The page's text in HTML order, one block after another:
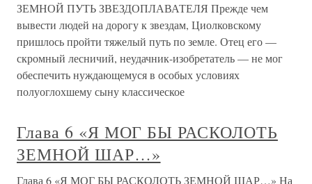
ЗЕМНОЙ ПУТЬ ЗВЕЗДОПЛАВАТЕЛЯ Прежде чем
вывести людей на дорогу к звездам, Циолковскому
пришлось пройти тяжелый путь по земле. Отец его —
скромный лесничий, неудачник-изобретатель — не мог
обеспечить нуждающемуся в особых условиях
полуоглохшему сыну классическое
Глава 6 «Я МОГ БЫ РАСКОЛОТЬ
ЗЕМНОЙ ШАР…»
Глава 6 «Я МОГ БЫ РАСКОЛОТЬ ЗЕМНОЙ ШАР…» На